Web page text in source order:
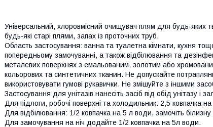
Універсальний, хлоровмісний очищувач плям для будь-яких
будь-які старі плями, запах із проточних труб.
Область застосування: ванна та туалетна кімнати, кухня
попередньому замочуванні, а також відбілювання та
металевих поверхнях з емальованим, золотим або
кольорових та синтетичних тканин. Не допускайте
використовувати гумові рукавички. Не змішуйте з іншими
Застосування для унітазів нанесіть засіб під обід унітазу і
Для підлоги, робочі поверхні та холодильник: 2,5 ковпачка
Для відбілювання: 1/2 ковпачка на 5 л води, замочіть
Для замочування на ніч додайте 1/2 ковпачка на 5л води.